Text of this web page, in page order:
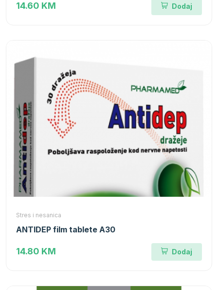
14.60 KM Dodaj
Stres i nesanica
ANTIDEP film tablete A30
14.80 KM Dodaj